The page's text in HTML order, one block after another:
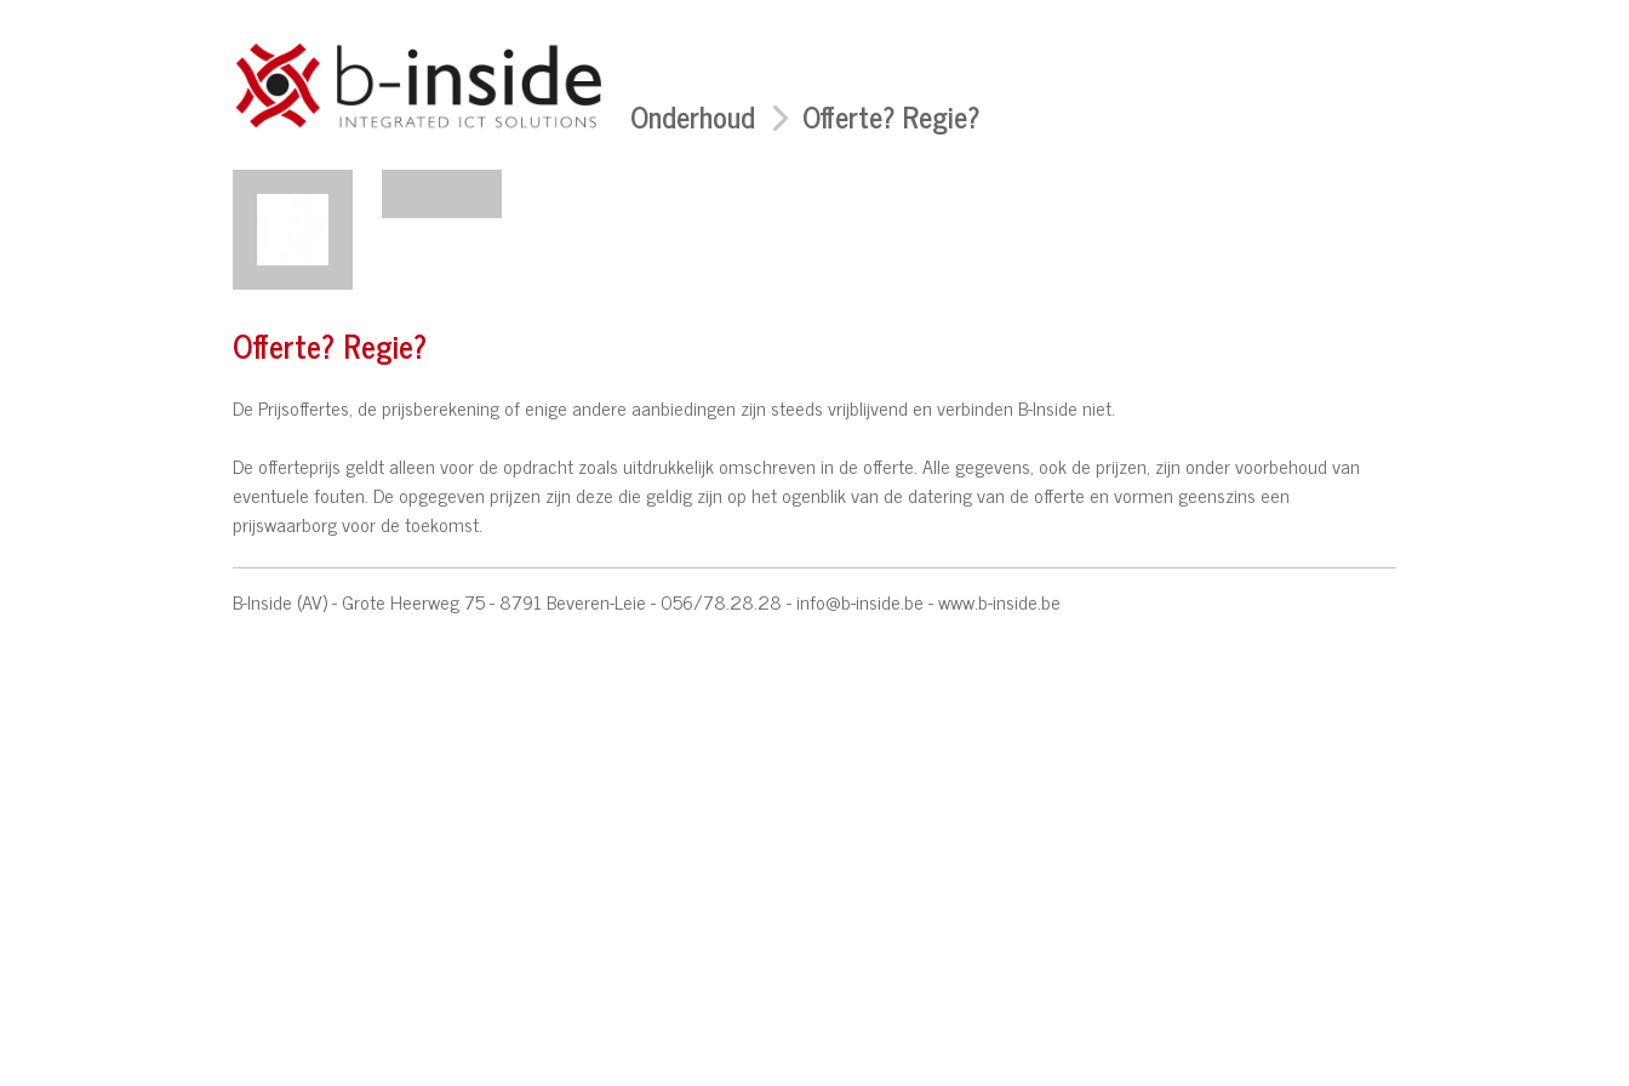
Onderhoud Offerte? Regie?
Offerte? Regie?
De Prijsoffertes, de prijsberekening of enige andere aanbiedingen zijn steeds vrijblijvend en verbinden B-Inside niet.
De offerteprijs geldt alleen voor de opdracht zoals uitdrukkelijk omschreven in de offerte. Alle gegevens, ook de prijzen, zijn onder voorbehoud van
eventuele fouten. De opgegeven prijzen zijn deze die geldig zijn op het ogenblik van de datering van de offerte en vormen geenszins een
prijswaarborg voor de toekomst.
B-Inside (AV) - Grote Heerweg 75 - 8791 Beveren-Leie - 056/78.28.28 -info@b-inside.be-www.b-inside.be